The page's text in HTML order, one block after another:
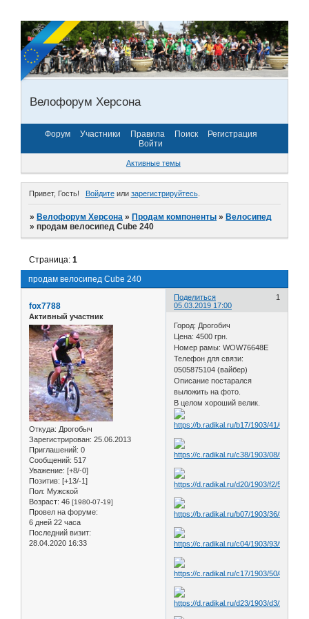
Велофорум Херсона
Форум Участники Правила Поиск
Регистрация
Войти
Активные темы
Привет, Гость! Войдитеили зарегистрируйтесь.
»Велофорум Херсона »Продам компоненты »Велосипед
»продам велосипед Cube 240
продам велосипед Cube 240
Страница:1
Поделиться
1
05.03.2019 17:00
fox7788
Активный участник
Откуда: Дрогобыч
Зарегистрирован: 25.06.2013
Приглашений: 0
Сообщений: 517
Уважение: [+8/-0]
Позитив: [+13/-1]
Пол: Мужской
Возраст: 46 [1980-07-19]
Провел на форуме:
6 дней 22 часа
Последний визит:
28.04.2020 16:33
Город: Дрогобич
Цена: 4500 грн.
Номер рамы: WOW76648E
Телефон для связи:
0505875104 (вайбер)
Описание постарался
выложить на фото.
В целом хороший велик.